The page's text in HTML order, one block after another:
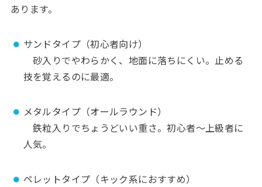
あります。
サンドタイプ（初心者向け）
砂入りでやわらかく、地面に落ちにくい。止める
技を覚えるのに最適。
メタルタイプ（オールラウンド）
鉄粒入りでちょうどいい重さ。初心者〜上級者に
人気。
ペレットタイプ（キック系におすすめ）